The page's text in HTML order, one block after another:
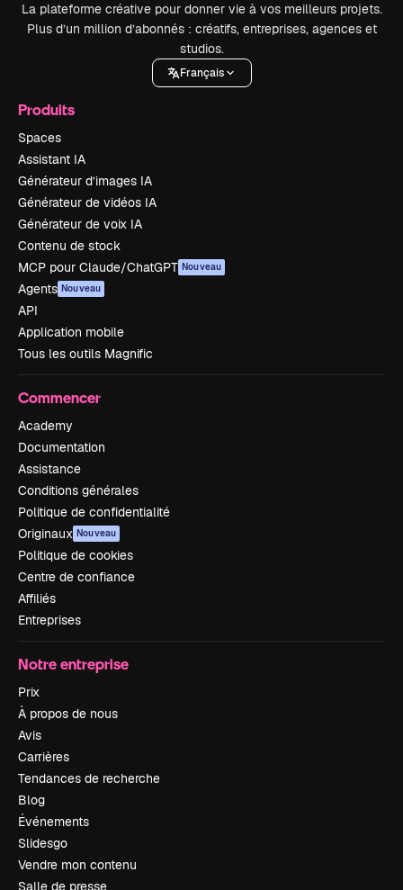
La plateforme créative pour donner vie à vos meilleurs projets.
Plus d’un million d’abonnés : créatifs, entreprises, agences et
studios.
Français
Produits
Spaces
Assistant IA
Générateur d’images IA
Générateur de vidéos IA
Générateur de voix IA
Contenu de stock
MCP pour Claude/ChatGPT Nouveau
Agents Nouveau
API
Application mobile
Tous les outils Magnific
Commencer
Academy
Documentation
Assistance
Conditions générales
Politique de confidentialité
Originaux Nouveau
Politique de cookies
Centre de confiance
Affiliés
Entreprises
Notre entreprise
Prix
À propos de nous
Avis
Carrières
Tendances de recherche
Blog
Événements
Slidesgo
Vendre mon contenu
Salle de presse